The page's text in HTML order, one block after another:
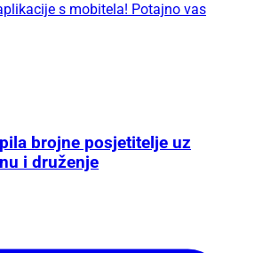
s mobitela! Potajno vas
brojne posjetitelje uz
i druženje